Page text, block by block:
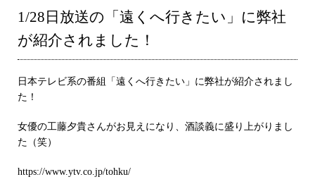
1/28日放送の「遠くへ行きたい」に弊社
が紹介されました！
日本テレビ系の番組「遠くへ行きたい」に弊社が紹介されまし
た！
女優の工藤夕貴さんがお見えになり、酒談義に盛り上がりまし
た（笑）
https://www.ytv.co.jp/tohku/